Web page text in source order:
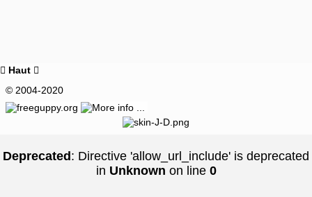
 Haut 
© 2004-2020
Deprecated : Directive 'allow_url_include' is deprecated
in Unknown on line 0